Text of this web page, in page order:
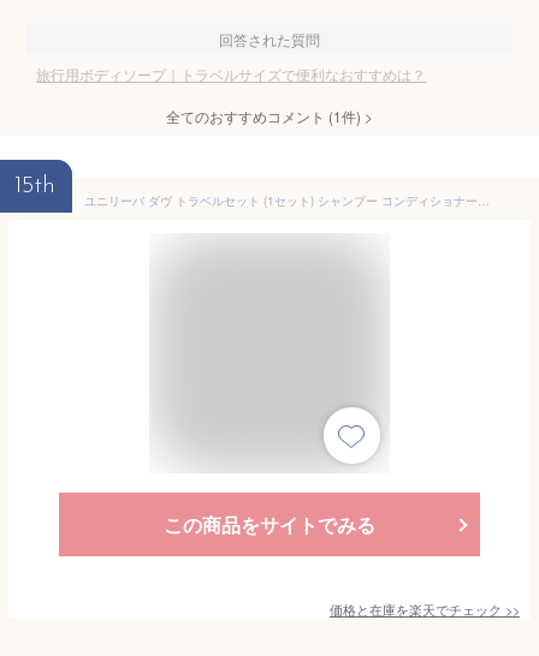
回答された質問
旅行用ボディソープ｜トラベルサイズで便利なおすすめは？
全てのおすすめコメント (1件) >
15th
ユニリーバ ダヴ トラベルセット (1セット) シャンプー コンディショナー ボディウォッシュ ボディソープ Dove
この商品をサイトでみる
価格と在庫を楽天でチェック >>